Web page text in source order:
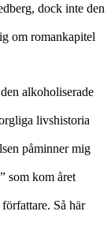
dock inte den
om romankapitel
alkoholiserade
livshistoria
påminner mig
som kom året
Så här